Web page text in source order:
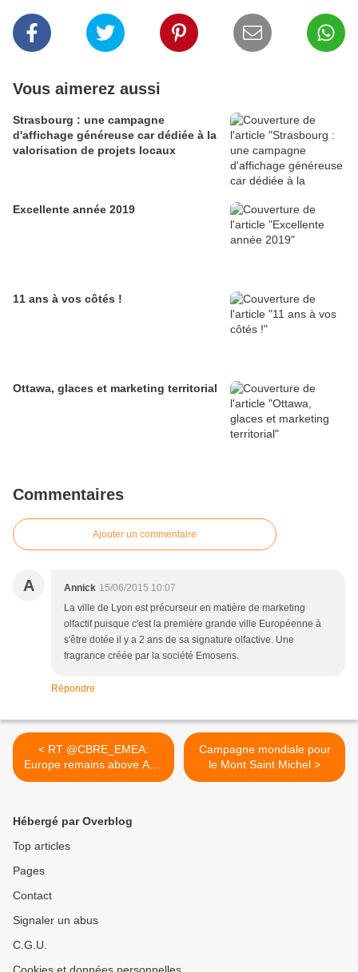
Vous aimerez aussi
Strasbourg : une campagne
d'affichage généreuse car dédiée à la
valorisation de projets locaux
Excellente année 2019
11 ans à vos côtés !
Ottawa, glaces et marketing territorial
Commentaires
Ajouter un commentaire
A Annick 15/06/2015 10:07
La ville de Lyon est précurseur en matière de marketing
olfactif puisque c'est la première grande ville Européenne à
s'être dotée il y a 2 ans de sa signature olfactive. Une
fragrance créée par la société Emosens.
Répondre
< RT @CBRE_EMEA:
Europe remains above Asia
and...
Campagne mondiale pour
le Mont Saint Michel >
Hébergé par Overblog
Top articles
Pages
Contact
Signaler un abus
C.G.U.